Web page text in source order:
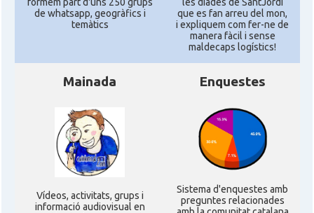
de whatsapp, geogràfics i
temàtics
que es fan arreu del mon,
i expliquem com fer-ne de
manera fàcil i sense
maldecaps logí­stics!
Mainada
Ví­deos, activitats, grups i
informació audiovisual en
Enquestes
Sistema d'enquestes amb
preguntes relacionades